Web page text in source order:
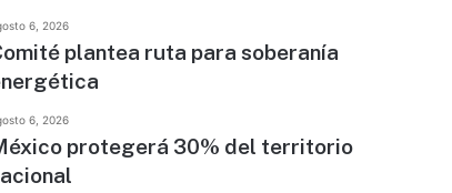
6, 2026
plantea ruta para soberanía
6, 2026
protegerá 30% del territorio